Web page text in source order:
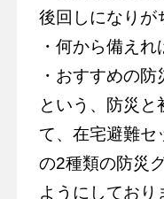
後回しになりが
・何から備え
・おすすめの防
という、防災と
て、在宅避難セ
の2種類の防災
ようにしており